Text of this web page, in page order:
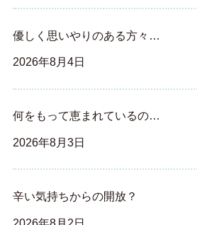
優しく思いやりのある方々…
2026年8月4日
何をもって恵まれているの…
2026年8月3日
辛い気持ちからの開放？